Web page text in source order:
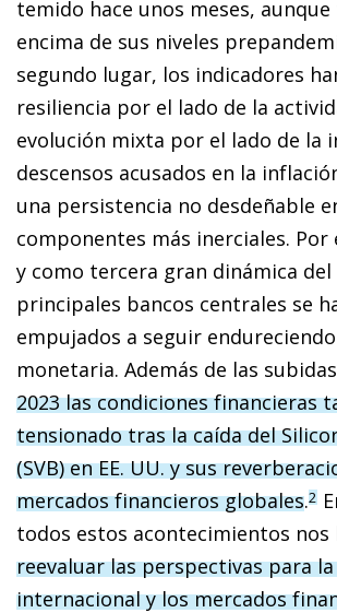
temido hace unos meses,
encima de sus niveles
segundo lugar, los indicadores
resiliencia por el lado de la
evolución mixta por el lado de la
descensos acusados en la
una persistencia no desdeñable
componentes más inerciales.
y como tercera gran dinámica del
principales bancos centrales se
empujados a seguir
monetaria. Además de las
2023 las condiciones financieras
tensionado tras la caída del
(SVB) en EE. UU. y sus
mercados financieros globales.2
todos estos acontecimientos nos
reevaluar las perspectivas para
internacional y los mercados